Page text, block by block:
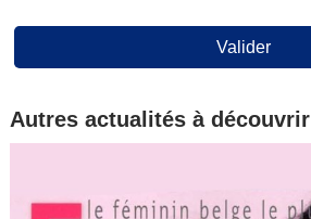
Valider
Autres actualités à découvrir